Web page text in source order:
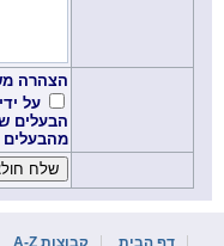
הצהרה
על
הבעלים
מהבעלים
דף הבית קבוצות A-Z